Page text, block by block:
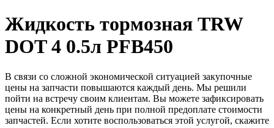
Жидкость тормозная TRW
DOT 4 0.5л PFB450
В связи со сложной экономической ситуацией закупочные
цены на запчасти повышаются каждый день. Мы решили
пойти на встречу своим клиентам. Вы можете зафиксировать
цены на конкретный день при полной предоплате стоимости
запчастей. Если хотите воспользоваться этой услугой, скажите